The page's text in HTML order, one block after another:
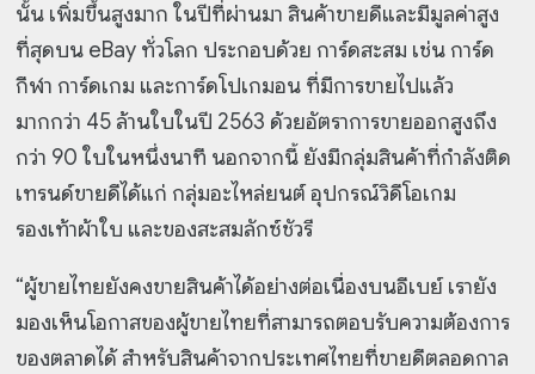
นั้น เพิ่มขึ้นสูงมาก ในปีที่ผ่านมา สินค้าขายดีและมีมูลค่าสูง
ที่สุดบน eBay ทั่วโลก ประกอบด้วย การ์ดสะสม เช่น การ์ด
กีฬา การ์ดเกม และการ์ดโปเกมอน ที่มีการขายไปแล้ว
มากกว่า 45 ล้านใบในปี 2563 ด้วยอัตราการขายออกสูงถึง
กว่า 90 ใบในหนึ่งนาที นอกจากนี้ ยังมีกลุ่มสินค้าที่กำลังติด
เทรนด์ขายดีได้แก่ กลุ่มอะไหล่ยนต์ อุปกรณ์วิดีโอเกม
รองเท้าผ้าใบ และของสะสมลักซ์ชัวรี
“ผู้ขายไทยยังคงขายสินค้าได้อย่างต่อเนื่องบนอีเบย์ เรายัง
มองเห็นโอกาสของผู้ขายไทยที่สามารถตอบรับความต้องการ
ของตลาดได้ สำหรับสินค้าจากประเทศไทยที่ขายดีตลอดกาล